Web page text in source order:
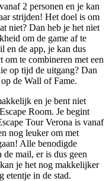
2 personen en je kan
strijden! Het doel is om
niet? Dan heb je het niet
om de game af te
en de app, je kan dus
te combineren met een
op tijd de uitgang? Dan
de Wall of Fame.
en je bent niet
Room. Je begint
Tour Verona is vanaf
nog leuker om met
Alle benodigde
mail, er is dus geen
je het nog makkelijker
etentje in de stad.